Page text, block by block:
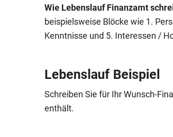
Wie Lebenslauf Finanzamt
beispielsweise Blöcke wie 1.
Kenntnisse und 5. Interessen /
Lebenslauf Beispiel
Schreiben Sie für Ihr Wunsch-
enthält.